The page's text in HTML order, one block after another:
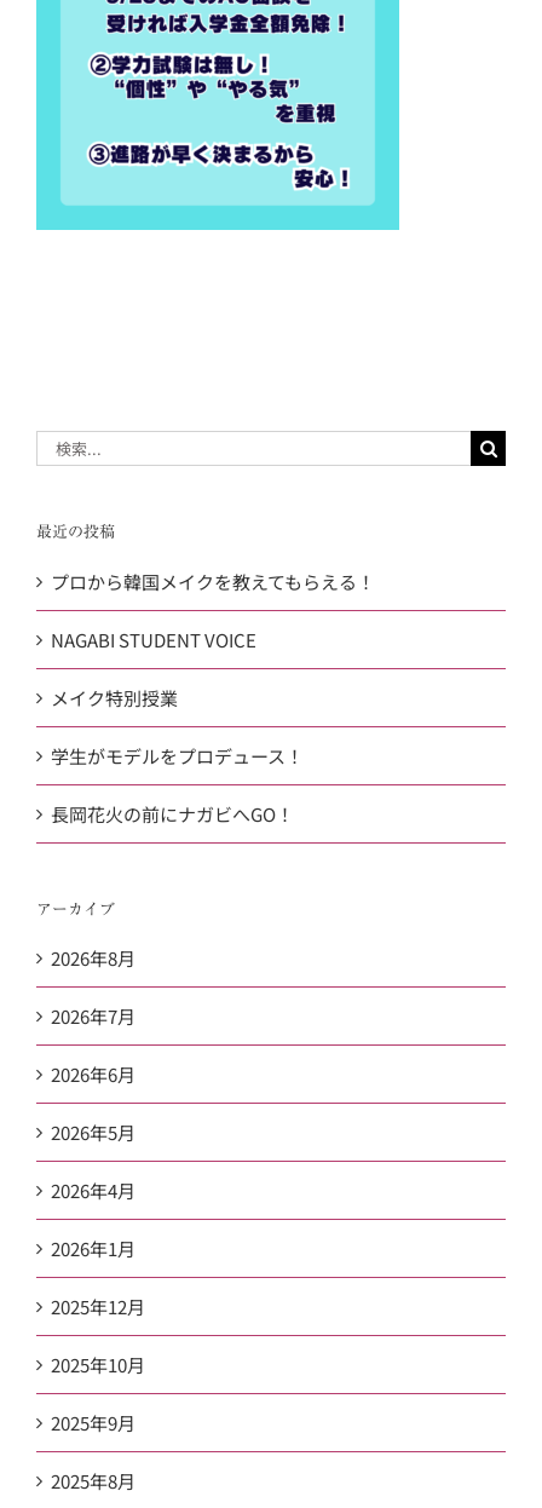
最近の投稿
プロから韓国メイクを教えてもらえる！
NAGABI STUDENT VOICE
メイク特別授業
学生がモデルをプロデュース！
長岡花火の前にナガビへGO！
アーカイブ
2026年8月
2026年7月
2026年6月
2026年5月
2026年4月
2026年1月
2025年12月
2025年10月
2025年9月
2025年8月